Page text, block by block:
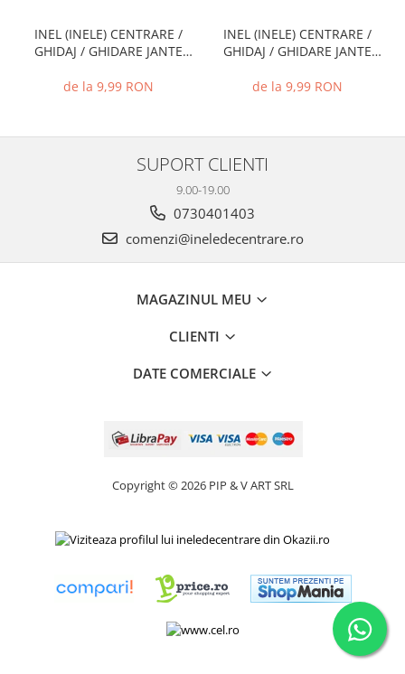
INEL (INELE) CENTRARE /
GHIDAJ / GHIDARE JANTE
de la 9,99 RON
INEL (INELE) CENTRARE /
GHIDAJ / GHIDARE JANTE
de la 9,99 RON
SUPORT CLIENTI
9.00-19.00
0730401403
comenzi@ineledecentrare.ro
MAGAZINUL MEU
CLIENTI
DATE COMERCIALE
Copyright © 2026 PIP & V ART SRL